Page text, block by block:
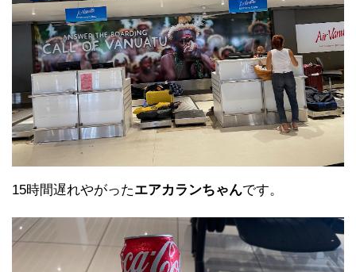
15時間遅れやがったエアカランちゃんです。